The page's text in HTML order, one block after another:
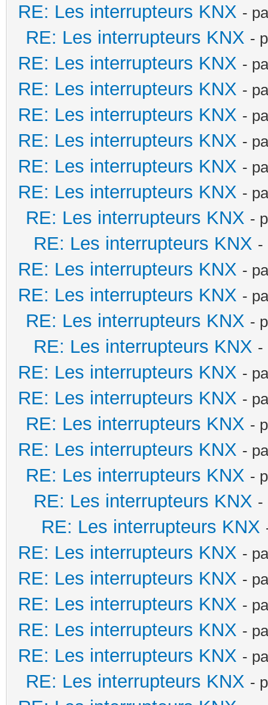
RE: Les interrupteurs KNX -
RE: Les interrupteurs KNX -
RE: Les interrupteurs KNX -
RE: Les interrupteurs KNX -
RE: Les interrupteurs KNX -
RE: Les interrupteurs KNX -
RE: Les interrupteurs KNX -
RE: Les interrupteurs KNX -
RE: Les interrupteurs KNX -
RE: Les interrupteurs KNX -
RE: Les interrupteurs KNX -
RE: Les interrupteurs KNX -
RE: Les interrupteurs KNX -
RE: Les interrupteurs KNX -
RE: Les interrupteurs KNX -
RE: Les interrupteurs KNX -
RE: Les interrupteurs KNX -
RE: Les interrupteurs KNX -
RE: Les interrupteurs KNX -
RE: Les interrupteurs KNX -
RE: Les interrupteurs KNX
RE: Les interrupteurs KNX -
RE: Les interrupteurs KNX -
RE: Les interrupteurs KNX -
RE: Les interrupteurs KNX -
RE: Les interrupteurs KNX -
RE: Les interrupteurs KNX -